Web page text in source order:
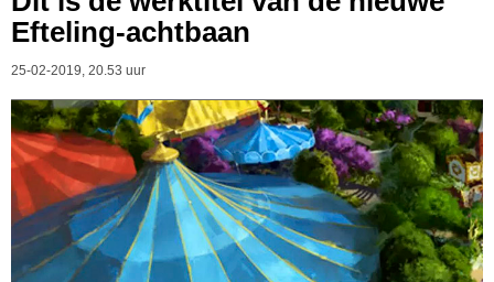
Efteling-achtbaan
25-02-2019, 20.53 uur